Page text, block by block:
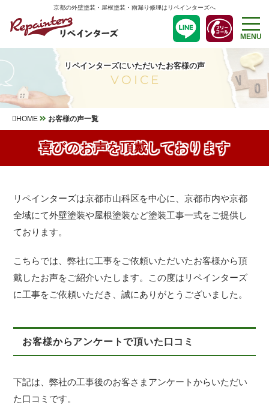
京都の外壁塗装・屋根塗装・雨漏り修理はリペインターズへ
MENU
リペインターズにいただいたお客様の声
VOICE
HOME お客様の声一覧
喜びのお声を頂戴しております
リペインターズは京都市山科区を中心に、京都市内や京都
全域にて外壁塗装や屋根塗装など塗装工事一式をご提供し
ております。
こちらでは、弊社に工事をご依頼いただいたお客様から頂
戴したお声をご紹介いたします。この度はリペインターズ
に工事をご依頼いただき、誠にありがとうございました。
お客様からアンケートで頂いた口コミ
下記は、弊社の工事後のお客さまアンケートからいただい
た口コミです。